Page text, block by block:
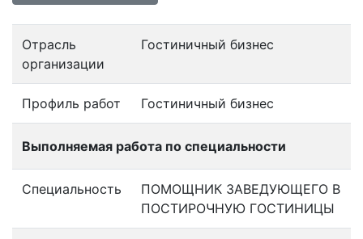
Отрасль
организации
Гостиничный бизнес
Профиль работ Гостиничный бизнес
Выполняемая работа по специальности
Специальность
ПОМОЩНИК ЗАВЕДУЮЩЕГО В
ПОСТИРОЧНУЮ ГОСТИНИЦЫ